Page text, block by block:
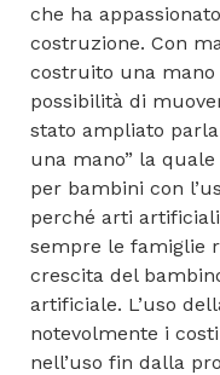
che ha
costruzione. Con
costruito una mano
possibilità di
stato ampliato
una mano” la
per bambini con
perché arti
sempre le famiglie
crescita del
artificiale. L’uso
notevolmente i
nell’uso fin dalla